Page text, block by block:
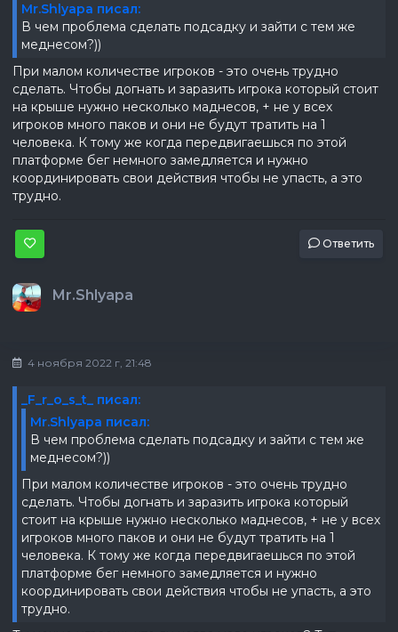
Mr.Shlyapa писал:
В чем проблема сделать подсадку и зайти с тем же
меднесом?))
При малом количестве игроков - это очень трудно
сделать. Чтобы догнать и заразить игрока который стоит
на крыше нужно несколько маднесов, + не у всех
игроков много паков и они не будут тратить на 1
человека. К тому же когда передвигаешься по этой
платформе бег немного замедляется и нужно
координировать свои действия чтобы не упасть, а это
трудно.
Ответить
Mr.Shlyapa
4 ноября 2022 г, 21:48
_F_r_o_s_t_ писал:
Mr.Shlyapa писал:
В чем проблема сделать подсадку и зайти с тем же
меднесом?))
При малом количестве игроков - это очень трудно
сделать. Чтобы догнать и заразить игрока который
стоит на крыше нужно несколько маднесов, + не у всех
игроков много паков и они не будут тратить на 1
человека. К тому же когда передвигаешься по этой
платформе бег немного замедляется и нужно
координировать свои действия чтобы не упасть, а это
трудно.